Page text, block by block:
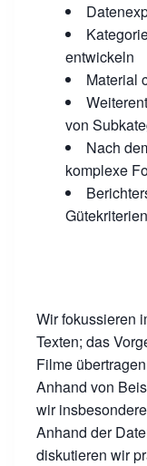
entwickeln
Material
von
Nach
komplexe
Gütekriterien
Wir fokussieren
Texten; das
Filme
Anhand von
wir
Anhand der
diskutieren wir